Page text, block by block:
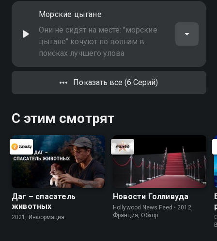
Морские цыгане
Они не сидят на месте: "морские
цыгане" кочуют по волнам в
поисках лучшего улова
Показать все (6 Серий)
С этим смотрят
Даг – спасатель
животных
2021, Информация
Новости Голливуда
Hollywood News Feed • 2012,
Франция, Обзор